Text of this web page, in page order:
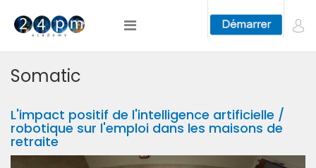
Somatic
L'impact positif de l'intelligence artificielle /
robotique sur l'emploi dans les maisons de
retraite